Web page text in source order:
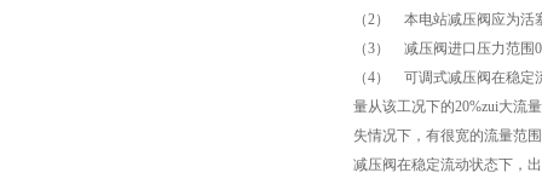
（2） 本电站减压阀应为活
（3） 减压阀进口压力范围
（4） 可调式减压阀在稳定
量从该工况下的20%zui大流
失情况下，有很宽的流量范
减压阀在稳定流动状态下，